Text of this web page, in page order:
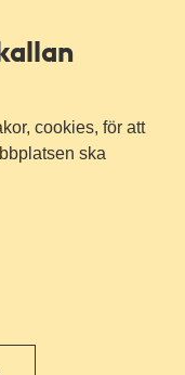
cookies, för att
ska